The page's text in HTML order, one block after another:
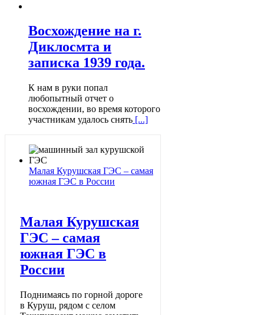
Восхождение на г.
Диклосмта и
записка 1939 года.
К нам в руки попал
любопытный отчет о
восхождении, во время которого
участникам удалось снять [...]
Малая Курушская ГЭС – самая
южная ГЭС в России
Малая Курушская
ГЭС – самая
южная ГЭС в
России
Поднимаясь по горной дороге
в Куруш, рядом с селом